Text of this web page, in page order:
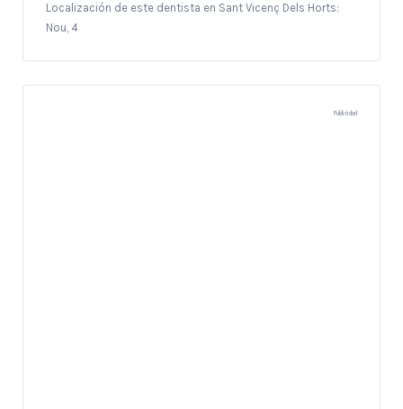
Localización de este dentista en Sant Vicenç Dels Horts:
Nou, 4
Publicidad